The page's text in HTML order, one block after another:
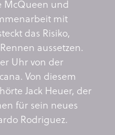
McQueen und
mit
das Risiko,
aussetzen.
Uhr von der
Von diesem
Jack Heuer, der
für sein neues
Rodriguez.